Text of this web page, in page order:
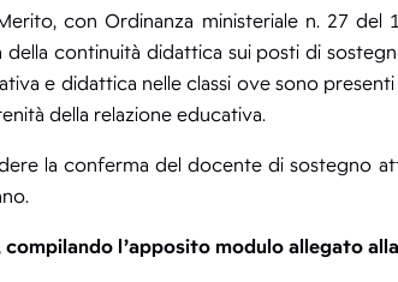
con Ordinanza ministeriale n. 27 del
continuità didattica sui posti di
e didattica nelle classi ove sono
della relazione educativa.
la conferma del docente di sostegno
l’apposito modulo allegato